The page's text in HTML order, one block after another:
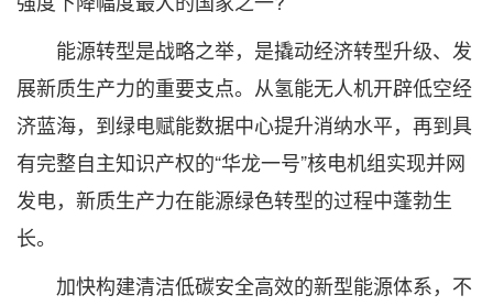
能源转型是战略之举，是撬动经济转型升级、发
展新质生产力的重要支点。从氢能无人机开辟低空经
济蓝海，到绿电赋能数据中心提升消纳水平，再到具
有完整自主知识产权的“华龙一号”核电机组实现并网
发电，新质生产力在能源绿色转型的过程中蓬勃生
长。
加快构建清洁低碳安全高效的新型能源体系，不